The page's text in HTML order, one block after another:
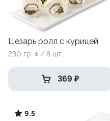
Цезарь ролл с курицей
230 гр. ± / 8 шт.
369 ₽
9.5